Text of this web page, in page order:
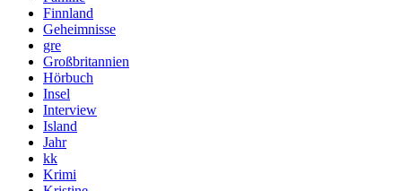
Finnland
Geheimnisse
gre
Großbritannien
Hörbuch
Insel
Interview
Island
Jahr
kk
Krimi